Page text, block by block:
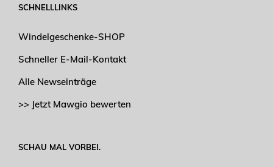
SCHNELLLINKS
Windelgeschenke-SHOP
Schneller E-Mail-Kontakt
Alle Newseinträge
>> Jetzt Mawgio bewerten
SCHAU MAL VORBEI.